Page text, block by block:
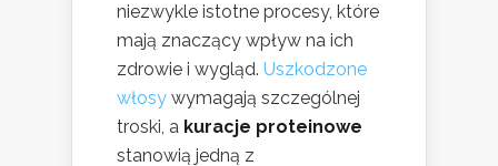
niezwykle istotne procesy, które
mają znaczący wpływ na ich
zdrowie i wygląd. Uszkodzone
włosy wymagają szczególnej
troski, a kuracje proteinowe
stanowią jedną z